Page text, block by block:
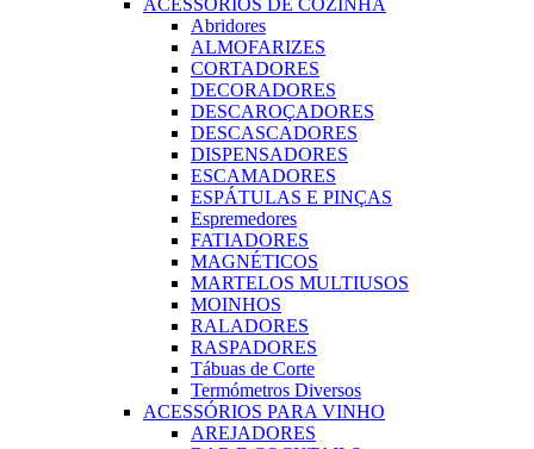
ACESSÓRIOS DE COZINHA
Abridores
ALMOFARIZES
CORTADORES
DECORADORES
DESCAROÇADORES
DESCASCADORES
DISPENSADORES
ESCAMADORES
ESPÁTULAS E PINÇAS
Espremedores
FATIADORES
MAGNÉTICOS
MARTELOS MULTIUSOS
MOINHOS
RALADORES
RASPADORES
Tábuas de Corte
Termómetros Diversos
ACESSÓRIOS PARA VINHO
AREJADORES